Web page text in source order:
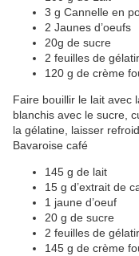
3 g Cannelle en
2 Jaunes d’oeufs
20g de sucre
2 feuilles de
120 g de crème
Faire bouillir le lait avec
blanchis avec le sucre,
la gélatine, laisser
Bavaroise café
145 g de lait
15 g d’extrait de
1 jaune d’oeuf
20 g de sucre
2 feuilles de
145 g de crème